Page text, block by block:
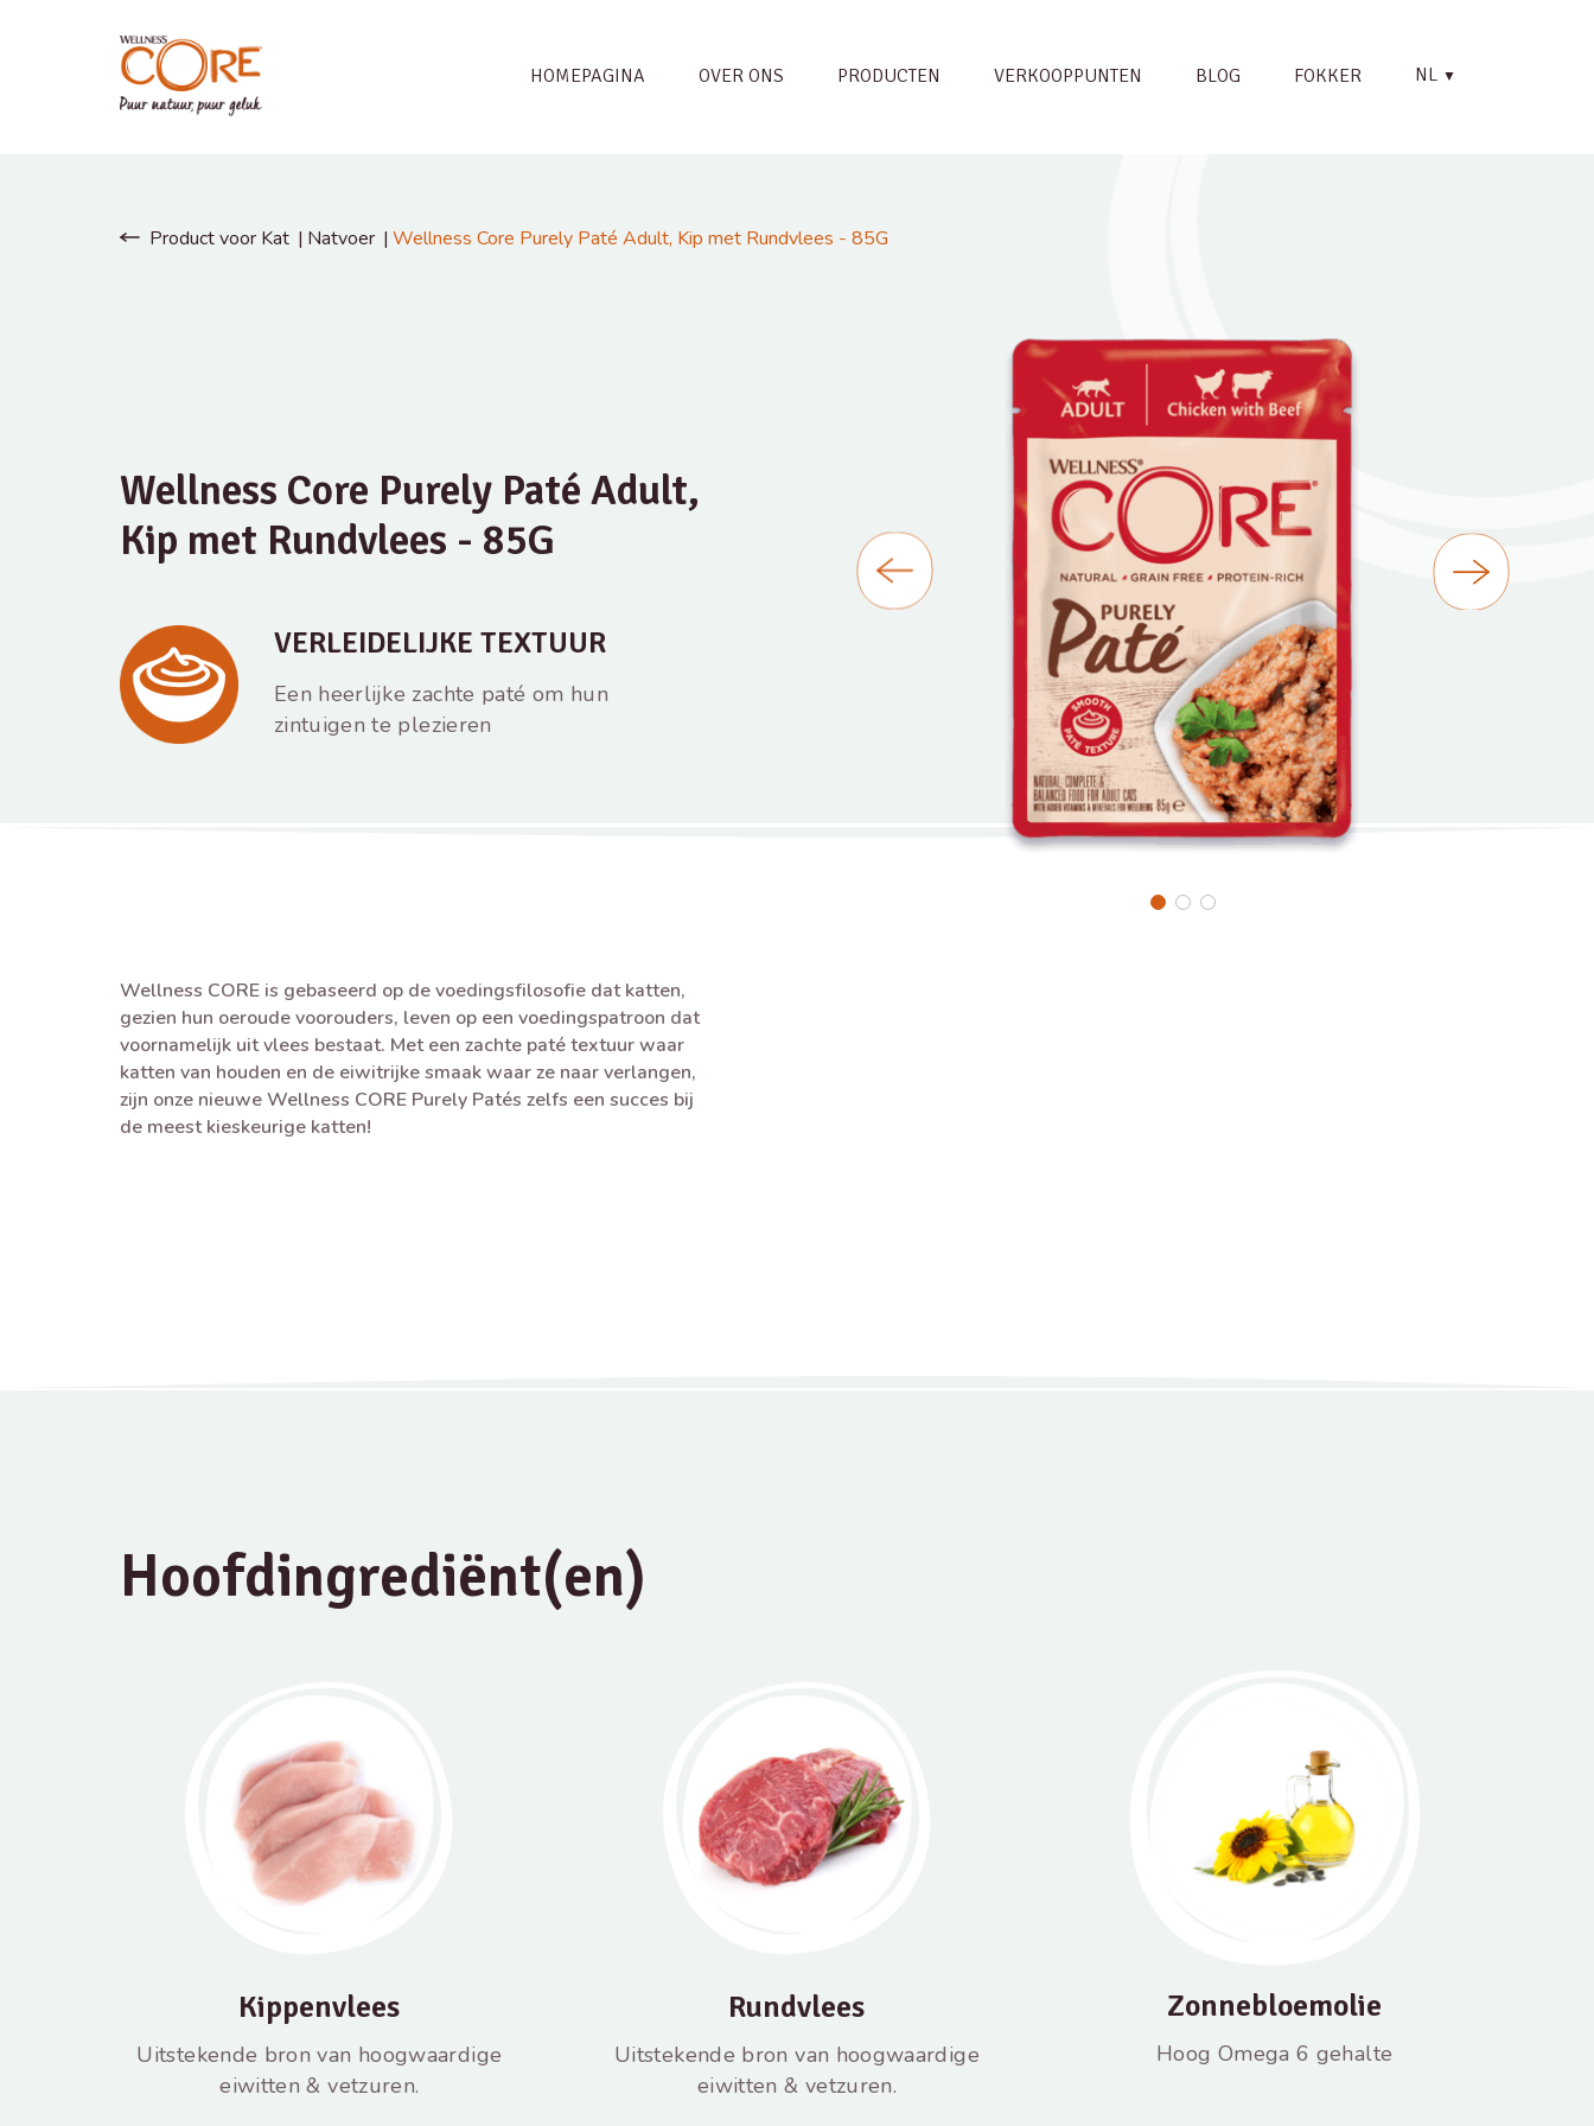
HOMEPAGINA OVER ONS PRODUCTEN VERKOOPPUNTEN BLOG FOKKER NL ▼
Product voor Kat Natvoer Wellness Core Purely Paté Adult, Kip met Rundvlees - 85G
Wellness Core Purely Paté Adult,
Kip met Rundvlees - 85G
VERLEIDELIJKE TEXTUUR
Een heerlijke zachte paté om hun
zintuigen te plezieren
Wellness CORE is gebaseerd op de voedingsfilosofie dat katten,
gezien hun oeroude voorouders, leven op een voedingspatroon dat
voornamelijk uit vlees bestaat. Met een zachte paté textuur waar
katten van houden en de eiwitrijke smaak waar ze naar verlangen,
zijn onze nieuwe Wellness CORE Purely Patés zelfs een succes bij
de meest kieskeurige katten!
Hoofdingrediënt(en)
Kippenvlees
Uitstekende bron van hoogwaardige
eiwitten & vetzuren.
Rundvlees
Uitstekende bron van hoogwaardige
eiwitten & vetzuren.
Zonnebloemolie
Hoog Omega 6 gehalte